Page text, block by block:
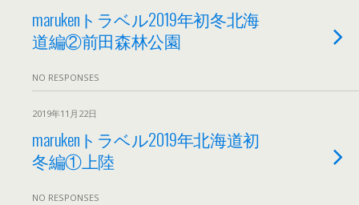
marukenトラベル2019年初冬北海
道編②前田森林公園
NO RESPONSES
2019年11月22日
marukenトラベル2019年北海道初
冬編①上陸
NO RESPONSES